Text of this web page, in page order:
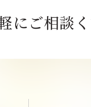
にご相談